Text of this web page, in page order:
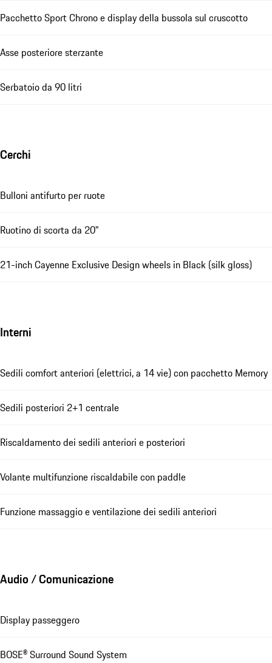
Pacchetto Sport Chrono e display della bussola sul cruscotto
Asse posteriore sterzante
Serbatoio da 90 litri
Cerchi
Bulloni antifurto per ruote
Ruotino di scorta da 20"
21-inch Cayenne Exclusive Design wheels in Black (silk gloss)
Interni
Sedili comfort anteriori (elettrici, a 14 vie) con pacchetto Memory
Sedili posteriori 2+1 centrale
Riscaldamento dei sedili anteriori e posteriori
Volante multifunzione riscaldabile con paddle
Funzione massaggio e ventilazione dei sedili anteriori
Audio / Comunicazione
Display passeggero
BOSE® Surround Sound System